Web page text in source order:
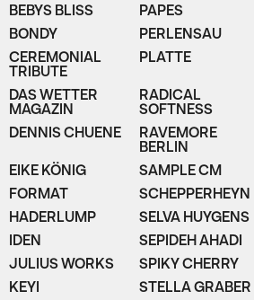
BEBYS BLISS
BONDY
CEREMONIAL
TRIBUTE
DAS WETTER
MAGAZIN
DENNIS CHUENE
EIKE KÖNIG
FORMAT
HADERLUMP
IDEN
JULIUS WORKS
KEYI
PAPES
PERLENSAU
PLATTE
RADICAL
SOFTNESS
RAVEMORE
BERLIN
SAMPLE CM
SCHEPPERHEYN
SELVA HUYGENS
SEPIDEH AHADI
SPIKY CHERRY
STELLA GRABER